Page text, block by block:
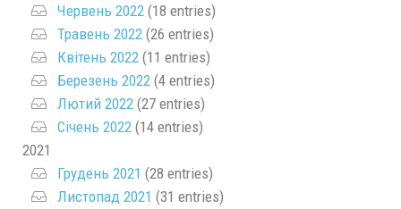
Червень 2022 (18 entries)
Травень 2022 (26 entries)
Квітень 2022 (11 entries)
Березень 2022 (4 entries)
Лютий 2022 (27 entries)
Січень 2022 (14 entries)
2021
Грудень 2021 (28 entries)
Листопад 2021 (31 entries)